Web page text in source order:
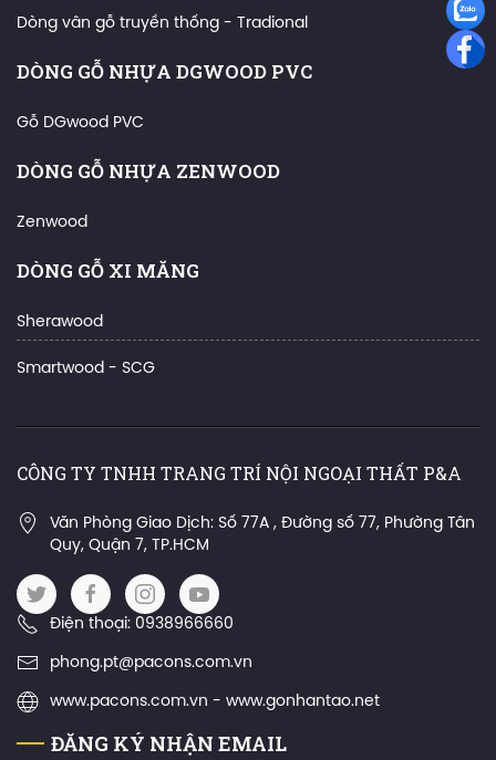
Dòng vân gỗ truyền thống - Tradional
DÒNG GỖ NHỰA DGWOOD PVC
Gỗ DGwood PVC
DÒNG GỖ NHỰA ZENWOOD
Zenwood
DÒNG GỖ XI MĂNG
Sherawood
Smartwood - SCG
CÔNG TY TNHH TRANG TRÍ NỘI NGOẠI THẤT P&A
Văn Phòng Giao Dịch: Số 77A , Đường số 77, Phường Tân
Quy, Quận 7, TP.HCM
Điện thoại: 0938966660
phong.pt@pacons.com.vn
www.pacons.com.vn - www.gonhantao.net
ĐĂNG KÝ NHẬN EMAIL